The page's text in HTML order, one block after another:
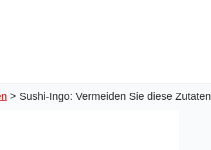
Sushi-Ingo: Vermeiden Sie diese Zutaten